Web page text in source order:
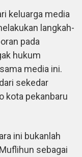
keluarga media
langkah-
pada
hukum
media ini.
sekedar
kota pekanbaru
ini bukanlah
sebagai